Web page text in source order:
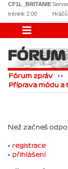
CF1L_BRITANIE
trénink 2:00
Fórum zpráv >>
Příprava módu a
Než začneš
• registrace
• přihlášení